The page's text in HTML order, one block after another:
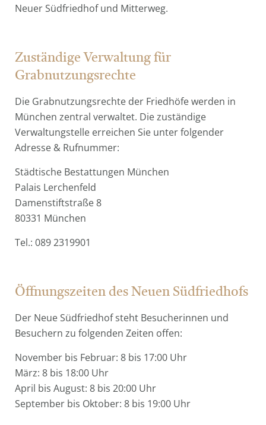
Neuer Südfriedhof und Mitterweg.
Zuständige Verwaltung für
Grabnutzungsrechte
Die Grabnutzungsrechte der Friedhöfe werden in
München zentral verwaltet. Die zuständige
Verwaltungstelle erreichen Sie unter folgender
Adresse & Rufnummer:
Städtische Bestattungen München
Palais Lerchenfeld
Damenstiftstraße 8
80331 München
Tel.: 089 2319901
Öffnungszeiten des Neuen Südfriedhofs
Der Neue Südfriedhof steht Besucherinnen und
Besuchern zu folgenden Zeiten offen:
November bis Februar: 8 bis 17:00 Uhr
März: 8 bis 18:00 Uhr
April bis August: 8 bis 20:00 Uhr
September bis Oktober: 8 bis 19:00 Uhr